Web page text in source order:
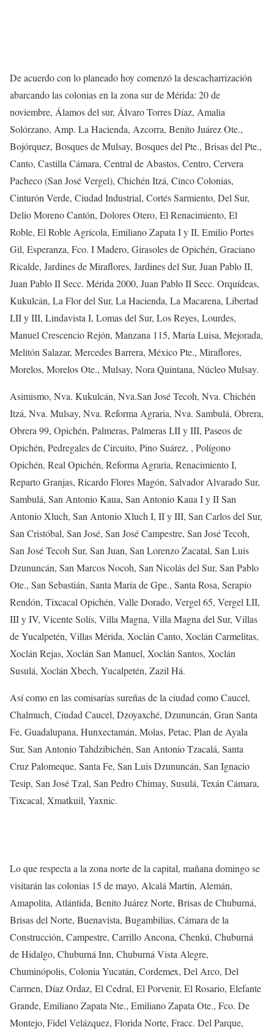
De acuerdo con lo planeado hoy comenzó la descacharrización
abarcando las colonias en la zona sur de Mérida: 20 de
noviembre, Álamos del sur, Álvaro Torres Díaz, Amalia
Solórzano, Amp. La Hacienda, Azcorra, Benito Juárez Ote.,
Bojórquez, Bosques de Mulsay, Bosques del Pte., Brisas del Pte.,
Canto, Castilla Cámara, Central de Abastos, Centro, Cervera
Pacheco (San José Vergel), Chichén Itzá, Cinco Colonias,
Cinturón Verde, Ciudad Industrial, Cortés Sarmiento, Del Sur,
Delio Moreno Cantón, Dolores Otero, El Renacimiento, El
Roble, El Roble Agrícola, Emiliano Zapata I y II, Emilio Portes
Gil, Esperanza, Fco. I Madero, Girasoles de Opichén, Graciano
Ricalde, Jardines de Miraflores, Jardines del Sur, Juan Pablo II,
Juan Pablo II Secc. Mérida 2000, Juan Pablo II Secc. Orquídeas,
Kukulcán, La Flor del Sur, La Hacienda, La Macarena, Libertad
I,II y III, Lindavista I, Lomas del Sur, Los Reyes, Lourdes,
Manuel Crescencio Rejón, Manzana 115, María Luisa, Mejorada,
Melitón Salazar, Mercedes Barrera, México Pte., Miraflores,
Morelos, Morelos Ote., Mulsay, Nora Quintana, Núcleo Mulsay.
Asimismo, Nva. Kukulcán, Nva.San José Tecoh, Nva. Chichén
Itzá, Nva. Mulsay, Nva. Reforma Agraria, Nva. Sambulá, Obrera,
Obrera 99, Opichén, Palmeras, Palmeras I,II y III, Paseos de
Opichén, Pedregales de Circuito, Pino Suárez, , Polígono
Opichén, Real Opichén, Reforma Agraria, Renacimiento I,
Reparto Granjas, Ricardo Flores Magón, Salvador Alvarado Sur,
Sambulá, San Antonio Kaua, San Antonio Kaua I y II San
Antonio Xluch, San Antonio Xluch I, II y III, San Carlos del Sur,
San Cristóbal, San José, San José Campestre, San José Tecoh,
San José Tecoh Sur, San Juan, San Lorenzo Zacatal, San Luis
Dzununcán, San Marcos Nocoh, San Nicolás del Sur, San Pablo
Ote., San Sebastián, Santa María de Gpe., Santa Rosa, Serapio
Rendón, Tixcacal Opichén, Valle Dorado, Vergel 65, Vergel I,II,
III y IV, Vicente Solís, Villa Magna, Villa Magna del Sur, Villas
de Yucalpetén, Villas Mérida, Xoclán Canto, Xoclán Carmelitas,
Xoclán Rejas, Xoclán San Manuel, Xoclán Santos, Xoclán
Susulá, Xoclán Xbech, Yucalpetén, Zazil Há.
Así como en las comisarías sureñas de la ciudad como Caucel,
Chalmuch, Ciudad Caucel, Dzoyaxché, Dzununcán, Gran Santa
Fe, Guadalupana, Hunxectamán, Molas, Petac, Plan de Ayala
Sur, San Antonio Tahdzibichén, San Antonio Tzacalá, Santa
Cruz Palomeque, Santa Fe, San Luis Dzununcán, San Ignacio
Tesip, San José Tzal, San Pedro Chimay, Susulá, Texán Cámara,
Tixcacal, Xmatkuil, Yaxnic.
Lo que respecta a la zona norte de la capital, mañana domingo se
visitarán las colonias 15 de mayo, Alcalá Martín, Alemán,
Amapolita, Atlántida, Benito Juárez Norte, Brisas de Chuburná,
Brisas del Norte, Buenavista, Bugambilias, Cámara de la
Construcción, Campestre, Carrillo Ancona, Chenkú, Chuburná
de Hidalgo, Chuburná Inn, Chuburná Vista Alegre,
Chuminópolis, Colonia Yucatán, Cordemex, Del Arco, Del
Carmen, Díaz Ordaz, El Cedral, El Porvenir, El Rosario, Elefante
Grande, Emiliano Zapata Nte., Emiliano Zapata Ote., Fco. De
Montejo, Fidel Velázquez, Florida Norte, Fracc. Del Parque,